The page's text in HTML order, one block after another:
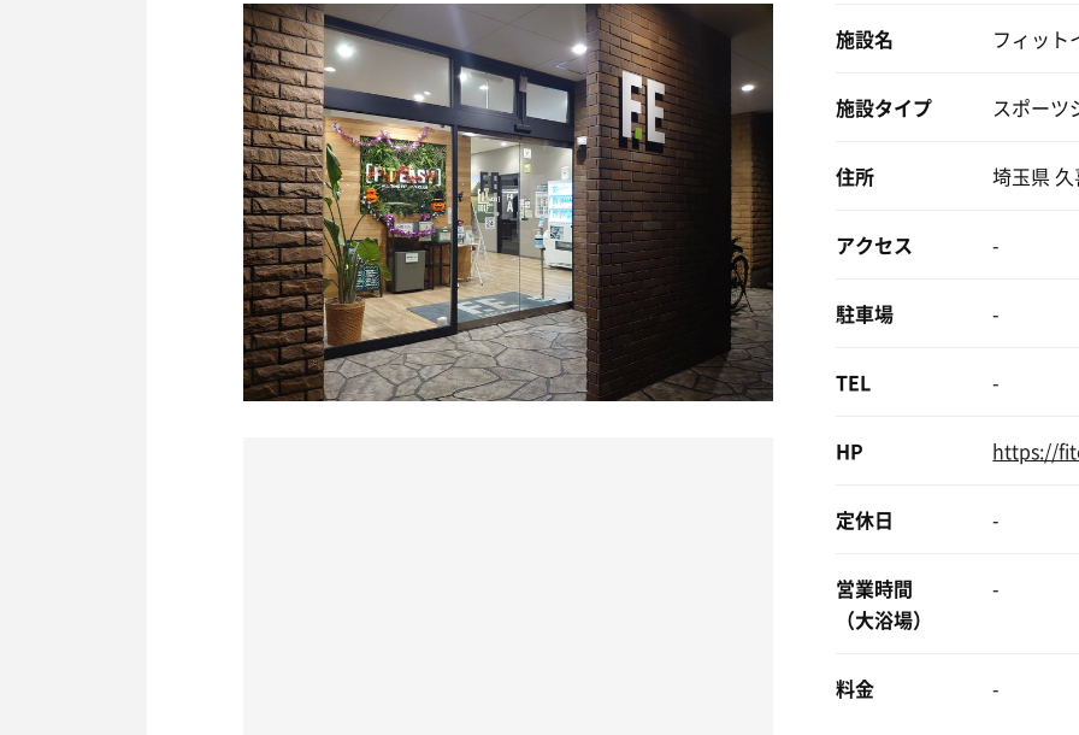
15分（メイン）
3分（離脱）
１時間枠だと着替えもあるので、これくらいに収めるのが精一杯だ。
夏場は良いけど、冬場は事前に有酸素でもして身体を温めておかないと厳しいかなー。
施設名 フィット
施設タイプ スポーツ
住所 埼玉県
アクセス -
駐車場 -
TEL -
HP https://
定休日 -
営業時間
（大浴場）
-
料金 -